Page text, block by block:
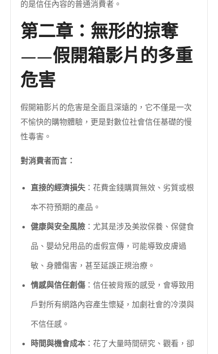
的是信任內容的普通消費者。
第二章：無形的掠奪
——假開箱影片的多重
危害
假開箱影片的危害是全面且深遠的，它不僅是一次
不愉快的購物體驗，更是對數位社會信任基礎的慢
性毒害。
對消費者而言：
直接的經濟損失：花費金錢購買無效、劣質或根
本不符預期的產品。
健康與安全風險 ：尤其是涉及美妝保養、保健食
品、嬰幼兒用品的虛假宣傳，可能導致皮膚過
敏、身體傷害，甚至延誤正規治療。
情感與信任創傷 ：信任被背叛的感受，會導致用
戶對所有網路內容產生懷疑，加劇社會的冷漠與
不信任感。
時間與機會成本 ：花了大量時間研究、觀看，卻